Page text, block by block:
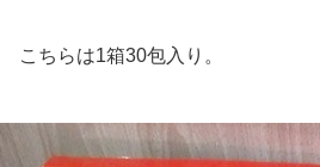
こちらは1箱30包入り。